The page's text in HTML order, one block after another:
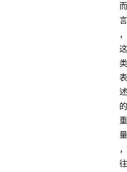
而
言
，
这
类
表
述
的
重
量
，
往